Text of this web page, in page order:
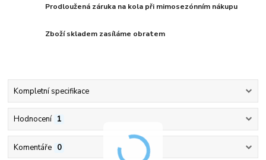
Prodloužená záruka na kola při mimosezónním nákupu
Zboží skladem zasíláme obratem
Kompletní specifikace
Hodnocení 1
Komentáře 0